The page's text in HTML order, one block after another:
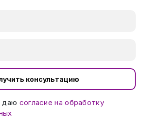
Получить консультацию
даю согласие на обработку